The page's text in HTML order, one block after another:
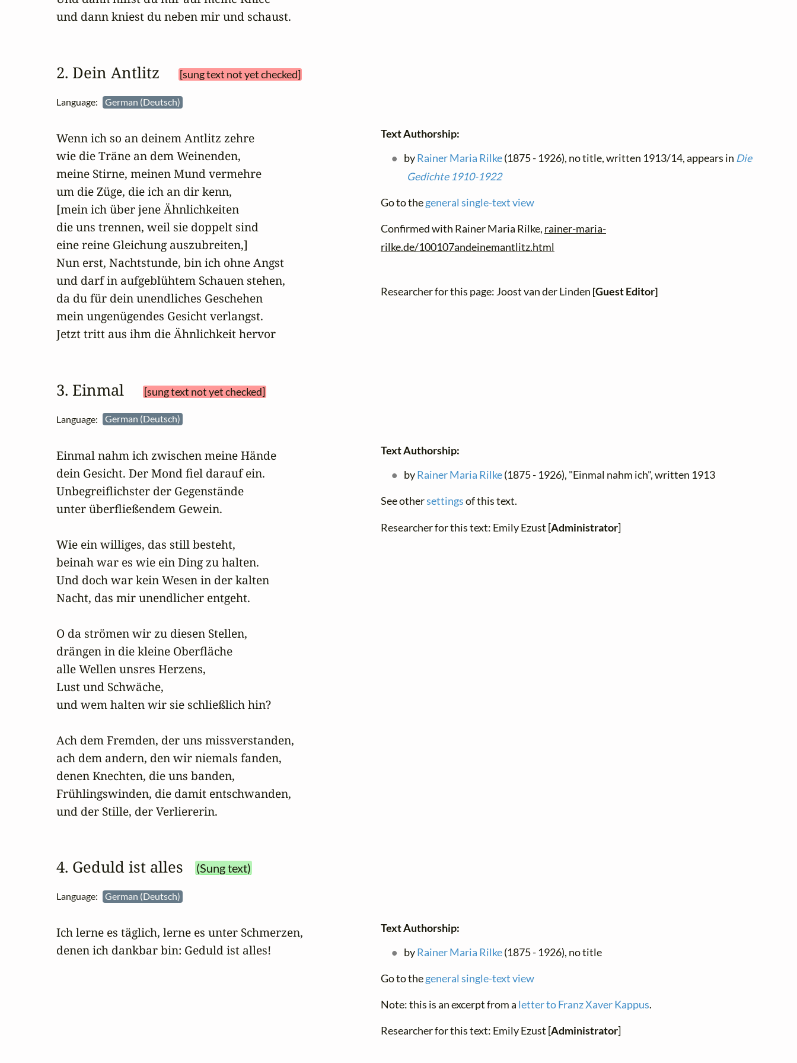
und dann kniest du neben mir und schaust.
2. Dein Antlitz [sung text not yet checked]
Language: German (Deutsch)
Wenn ich so an deinem Antlitz zehre
wie die Träne an dem Weinenden,
meine Stirne, meinen Mund vermehre
um die Züge, die ich an dir kenn,
[mein ich über jene Ähnlichkeiten
die uns trennen, weil sie doppelt sind
eine reine Gleichung auszubreiten,]
Nun erst, Nachtstunde, bin ich ohne Angst
und darf in aufgeblühtem Schauen stehen,
da du für dein unendliches Geschehen
mein ungenügendes Gesicht verlangst.
Jetzt tritt aus ihm die Ähnlichkeit hervor
Text Authorship:
byRainer Maria Rilke(1875 - 1926), no title, written 1913/14, appears in Die
Gedichte 1910-1922
Go to thegeneral single-text view
Confirmed with Rainer Maria Rilke, rainer-maria-
rilke.de/100107andeinemantlitz.html
Researcher for this page: Joost van der Linden [Guest Editor]
3. Einmal [sung text not yet checked]
Language: German (Deutsch)
Einmal nahm ich zwischen meine Hände
dein Gesicht. Der Mond fiel darauf ein.
Unbegreiflichster der Gegenstände
unter überfließendem Gewein.
Wie ein williges, das still besteht,
beinah war es wie ein Ding zu halten.
Und doch war kein Wesen in der kalten
Nacht, das mir unendlicher entgeht.
O da strömen wir zu diesen Stellen,
drängen in die kleine Oberfläche
alle Wellen unsres Herzens,
Lust und Schwäche,
und wem halten wir sie schließlich hin?
Ach dem Fremden, der uns missverstanden,
ach dem andern, den wir niemals fanden,
denen Knechten, die uns banden,
Frühlingswinden, die damit entschwanden,
und der Stille, der Verliererin.
Text Authorship:
byRainer Maria Rilke(1875 - 1926), "Einmal nahm ich", written 1913
See othersettingsof this text.
Researcher for this text: Emily Ezust [Administrator]
4. Geduld ist alles (Sung text)
Language: German (Deutsch)
Ich lerne es täglich, lerne es unter Schmerzen,
denen ich dankbar bin: Geduld ist alles!
Text Authorship:
byRainer Maria Rilke(1875 - 1926), no title
Go to thegeneral single-text view
Note: this is an excerpt from a letter to Franz Xaver Kappus.
Researcher for this text: Emily Ezust [Administrator]